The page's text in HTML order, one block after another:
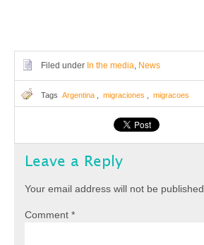
Filed under In the media, News
Tags Argentina migraciones migracoes
Leave a Reply
Your email address will not be published.
Comment *